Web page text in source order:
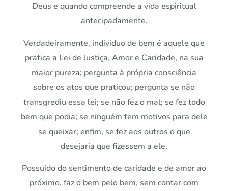
Deus e quando compreende a vida espiritual
antecipadamente.
Verdadeiramente, indivíduo de bem é aquele que
pratica a Lei de Justiça, Amor e Caridade, na sua
maior pureza; pergunta à própria consciência
sobre os atos que praticou; pergunta se não
transgrediu essa lei; se não fez o mal; se fez todo
bem que podia; se ninguém tem motivos para dele
se queixar; enfim, se fez aos outros o que
desejaria que fizessem a ele.
Possuído do sentimento de caridade e de amor ao
próximo, faz o bem pelo bem, sem contar com